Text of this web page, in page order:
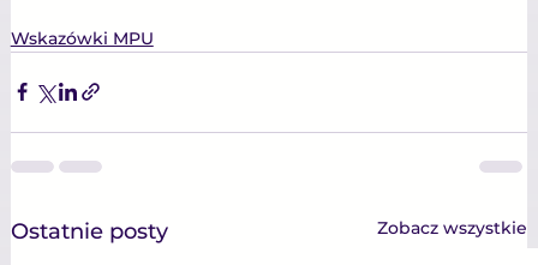
Wskazówki MPU
Ostatnie posty Zobacz wszystkie